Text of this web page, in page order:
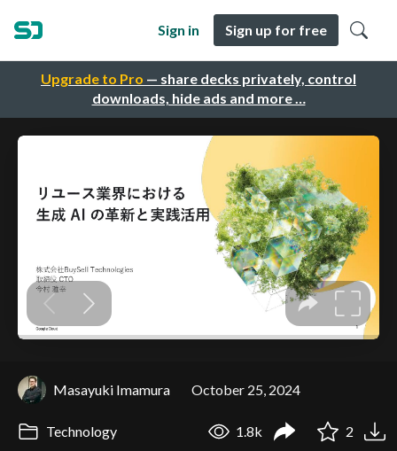
Upgrade to Pro — share decks privately, control
downloads, hide ads and more …
Sign in Sign up for free
Masayuki Imamura October 25, 2024
Technology 1.8k 2